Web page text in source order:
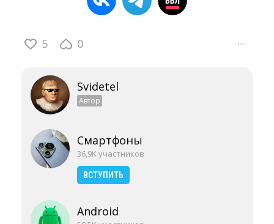
5 0 ···
Svidetel
Автор
Смартфоны
36,9K участников
ВСТУПИТЬ
Android